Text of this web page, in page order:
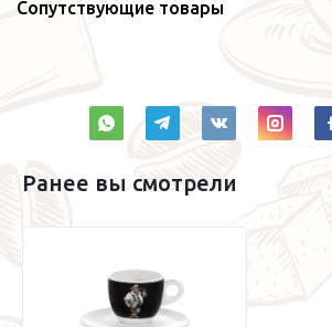
Сопутствующие товары
Ранее вы смотрели